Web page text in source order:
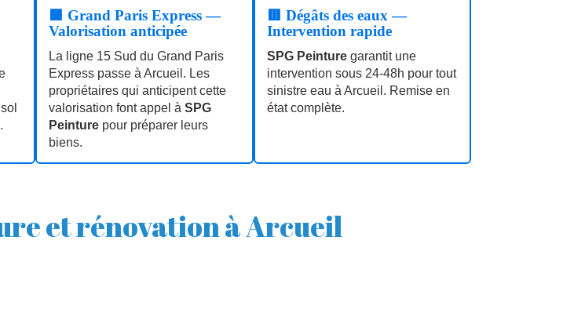
🟩 Grand Paris Express —
Valorisation anticipée
La ligne 15 Sud du Grand Paris
Express passe à Arcueil. Les
propriétaires qui anticipent cette
valorisation font appel à SPG
Peinture pour préparer leurs
biens.
🟥 Dégâts des eaux —
Intervention rapide
SPG Peinturegarantit une
intervention sous 24‑48h pour tout
sinistre eau à Arcueil. Remise en
état complète.
et rénovation à Arcueil